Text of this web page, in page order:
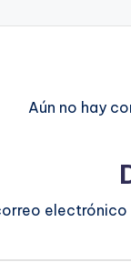
Aún no hay
electrónico